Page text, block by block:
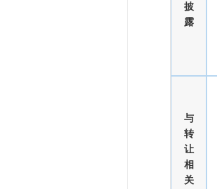
披
露
与
转
让
相
关